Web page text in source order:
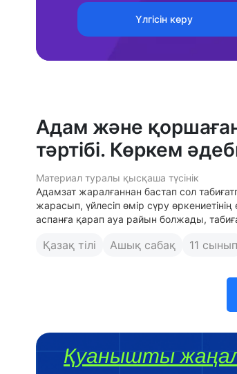
Үлгісін көру
Адам және
тәртібі. Көркем
Материал туралы қысқаша түсінік
Адамзат жаралғаннан бастап сол
жарасып, үйлесіп өмір сүру
аспанға қарап ауа райын болжады,
Қазақ тілі Ашық сабақ 11 сынып
Қуанышты